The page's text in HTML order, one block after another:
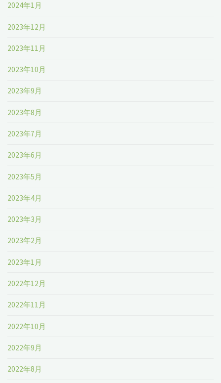
2024年1月
2023年12月
2023年11月
2023年10月
2023年9月
2023年8月
2023年7月
2023年6月
2023年5月
2023年4月
2023年3月
2023年2月
2023年1月
2022年12月
2022年11月
2022年10月
2022年9月
2022年8月